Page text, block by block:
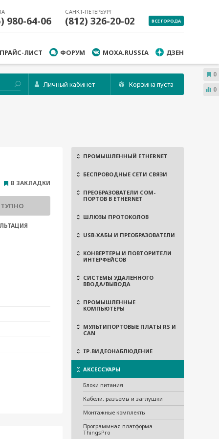
980-64-06
САНКТ-ПЕТЕРБУРГ
(812) 326-20-02 ВСЕ ГОРОДА
ПРАЙС-ЛИСТ
ФОРУМ MOXA.RUSSIA ДЗЕН
Личный кабинет Корзина пуста
ПРОМЫШЛЕННЫЙ ETHERNET
БЕСПРОВОДНЫЕ СЕТИ СВЯЗИ
ПРЕОБРАЗОВАТЕЛИ COM-
ПОРТОВ В ETHERNET
ШЛЮЗЫ ПРОТОКОЛОВ
USB-ХАБЫ И ПРЕОБРАЗОВАТЕЛИ
КОНВЕРТЕРЫ И ПОВТОРИТЕЛИ
ИНТЕРФЕЙСОВ
СИСТЕМЫ УДАЛЕННОГО
ВВОДА/ВЫВОДА
ПРОМЫШЛЕННЫЕ
КОМПЬЮТЕРЫ
МУЛЬТИПОРТОВЫЕ ПЛАТЫ RS И
CAN
IP-ВИДЕОНАБЛЮДЕНИЕ
АКСЕССУАРЫ
Блоки питания
Кабели, разъемы и заглушки
Монтажные комплекты
Программная платформа
ThingsPro
В ЗАКЛАДКИ
0
0